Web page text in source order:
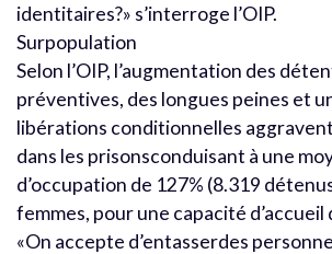
identitaires?» s’interroge l’OIP.
Surpopulation
Selon l’OIP, l’augmentation des
préventives, des longues peines et
libérations conditionnelles
dans les prisonsconduisant à une
d’occupation de 127% (8.319
femmes, pour une capacité d’accueil
«On accepte d’entasserdes